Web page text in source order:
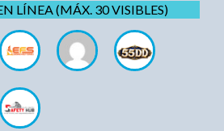
LÍNEA (MÁX. 30 VISIBLES)